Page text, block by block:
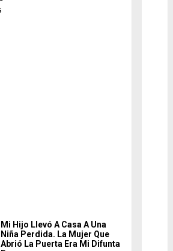
Mi Hijo Llevó A Casa A Una
Niña Perdida. La Mujer Que
Abrió La Puerta Era Mi Difunta